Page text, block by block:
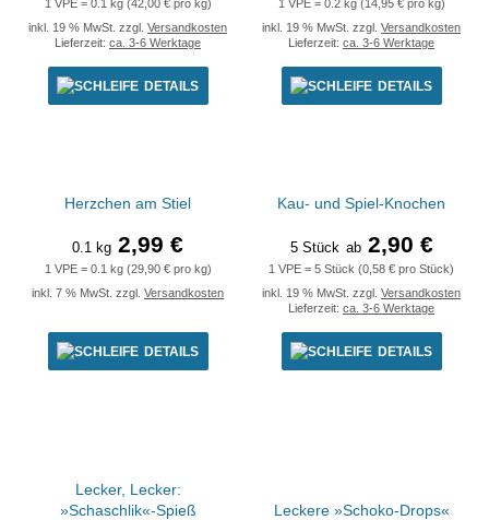
1 VPE = 0.1 kg (42,00 € pro kg)
inkl. 19 % MwSt. zzgl. Versandkosten
Lieferzeit: ca. 3-6 Werktage
DETAILS
1 VPE = 0.2 kg (14,95 € pro kg)
inkl. 19 % MwSt. zzgl. Versandkosten
Lieferzeit: ca. 3-6 Werktage
DETAILS
Herzchen am Stiel
0.1 kg 2,99 €
1 VPE = 0.1 kg (29,90 € pro kg)
inkl. 7 % MwSt. zzgl. Versandkosten
DETAILS
Kau- und Spiel-Knochen
5 Stück ab 2,90 €
1 VPE = 5 Stück (0,58 € pro Stück)
inkl. 19 % MwSt. zzgl. Versandkosten
Lieferzeit: ca. 3-6 Werktage
DETAILS
Lecker, Lecker:
»Schaschlik«-Spieß
Leckere »Schoko-Drops«